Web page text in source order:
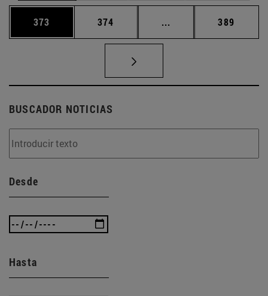
Página
373 Página
374 ... Páginas intermedias
Página
389
BUSCADOR NOTICIAS
Desde
Hasta